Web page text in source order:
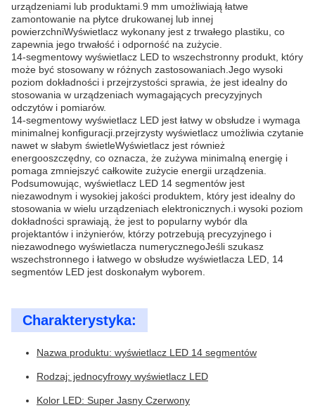
urządzeniami lub produktami.9 mm umożliwiają łatwe
zamontowanie na płytce drukowanej lub innej
powierzchniWyświetlacz wykonany jest z trwałego plastiku, co
zapewnia jego trwałość i odporność na zużycie.
14-segmentowy wyświetlacz LED to wszechstronny produkt, który
może być stosowany w różnych zastosowaniach.Jego wysoki
poziom dokładności i przejrzystości sprawia, że jest idealny do
stosowania w urządzeniach wymagających precyzyjnych
odczytów i pomiarów.
14-segmentowy wyświetlacz LED jest łatwy w obsłudze i wymaga
minimalnej konfiguracji.przejrzysty wyświetlacz umożliwia czytanie
nawet w słabym świetleWyświetlacz jest również
energooszczędny, co oznacza, że zużywa minimalną energię i
pomaga zmniejszyć całkowite zużycie energii urządzenia.
Podsumowując, wyświetlacz LED 14 segmentów jest
niezawodnym i wysokiej jakości produktem, który jest idealny do
stosowania w wielu urządzeniach elektronicznych.i wysoki poziom
dokładności sprawiają, że jest to popularny wybór dla
projektantów i inżynierów, którzy potrzebują precyzyjnego i
niezawodnego wyświetlacza numerycznegoJeśli szukasz
wszechstronnego i łatwego w obsłudze wyświetlacza LED, 14
segmentów LED jest doskonałym wyborem.
Charakterystyka:
Nazwa produktu: wyświetlacz LED 14 segmentów
Rodzaj: jednocyfrowy wyświetlacz LED
Kolor LED: Super Jasny Czerwony